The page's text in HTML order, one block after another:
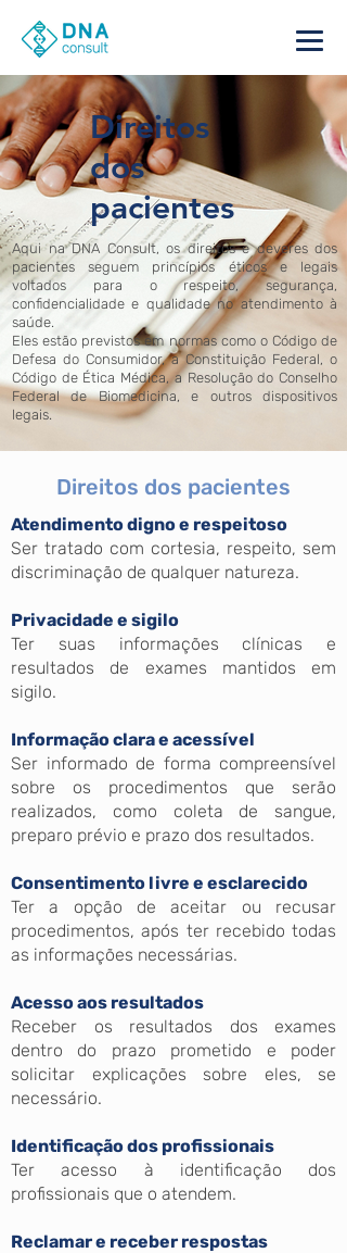
Direitos
dos
pacientes
Aqui na DNA Consult, os direitos e deveres dos
pacientes seguem princípios éticos e legais
voltados para o respeito, segurança,
confidencialidade e qualidade no atendimento à
saúde.
Eles estão previstos em normas como o Código de
Defesa do Consumidor, a Constituição Federal, o
Código de Ética Médica, a Resolução do Conselho
Federal de Biomedicina, e outros dispositivos
legais.
Direitos dos pacientes
Atendimento digno e respeitoso
Ser tratado com cortesia, respeito, sem
discriminação de qualquer natureza.
Privacidade e sigilo
Ter suas informações clínicas e
resultados de exames mantidos em
sigilo.
Informação clara e acessível
Ser informado de forma compreensível
sobre os procedimentos que serão
realizados, como coleta de sangue,
preparo prévio e prazo dos resultados.
Consentimento livre e esclarecido
Ter a opção de aceitar ou recusar
procedimentos, após ter recebido todas
as informações necessárias.
Acesso aos resultados
Receber os resultados dos exames
dentro do prazo prometido e poder
solicitar explicações sobre eles, se
necessário.
Identificação dos profissionais
Ter acesso à identificação dos
profissionais que o atendem.
Reclamar e receber respostas